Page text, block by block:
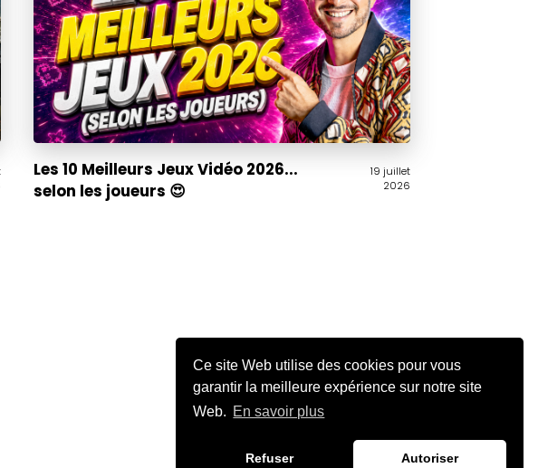
Ce site Web utilise des cookies pour vous
garantir la meilleure expérience sur notre site
Web. En savoir plus
Refuser Autoriser
19 juillet
2026
Les 10 Meilleurs Jeux Vidéo 2026...
selon les joueurs 😍